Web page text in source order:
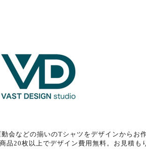
会などの揃いのTシャツをデザインからお
品20枚以上でデザイン費用無料。お見積も